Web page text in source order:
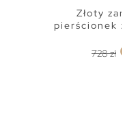
Złoty
pierścionek z
728 zł